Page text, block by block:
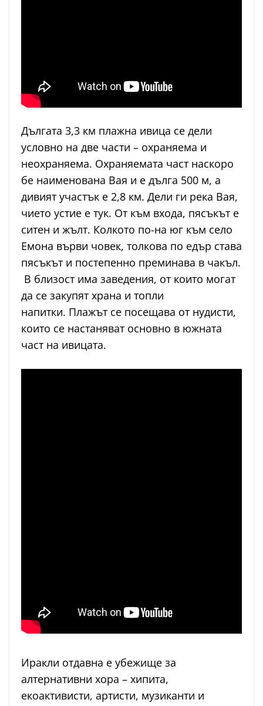
Дългата 3,3 км плажна ивица се дели
условно на две части – охраняема и
неохраняема. Охраняемата част наскоро
бе наименована Вая и е дълга 500 м, а
дивият участък е 2,8 км. Дели ги река Вая,
чието устие е тук. От към входа, пясъкът е
ситен и жълт. Колкото по-на юг към село
Емона върви човек, толкова по едър става
пясъкът и постепенно преминава в чакъл.
В близост има заведения, от които могат
да се закупят храна и топли
напитки. Плажът се посещава от нудисти,
които се настаняват основно в южната
част на ивицата.
Иракли отдавна е убежище за
алтернативни хора – хипита,
екоактивисти, артисти, музиканти и